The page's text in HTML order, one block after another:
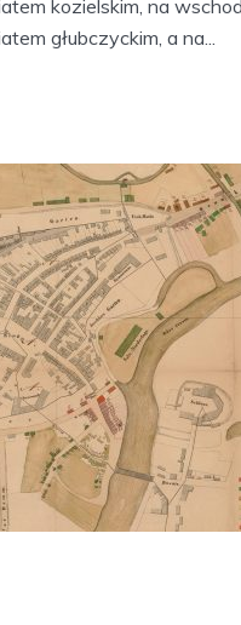
kozielskim, na
głubczyckim, a na...